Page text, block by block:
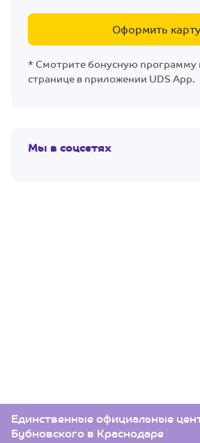
Оформить карту
* Смотрите бонусную программу
странице в приложении UDS App.
Мы в соцсетях
Единственные официальные
Бубновского в Краснодаре